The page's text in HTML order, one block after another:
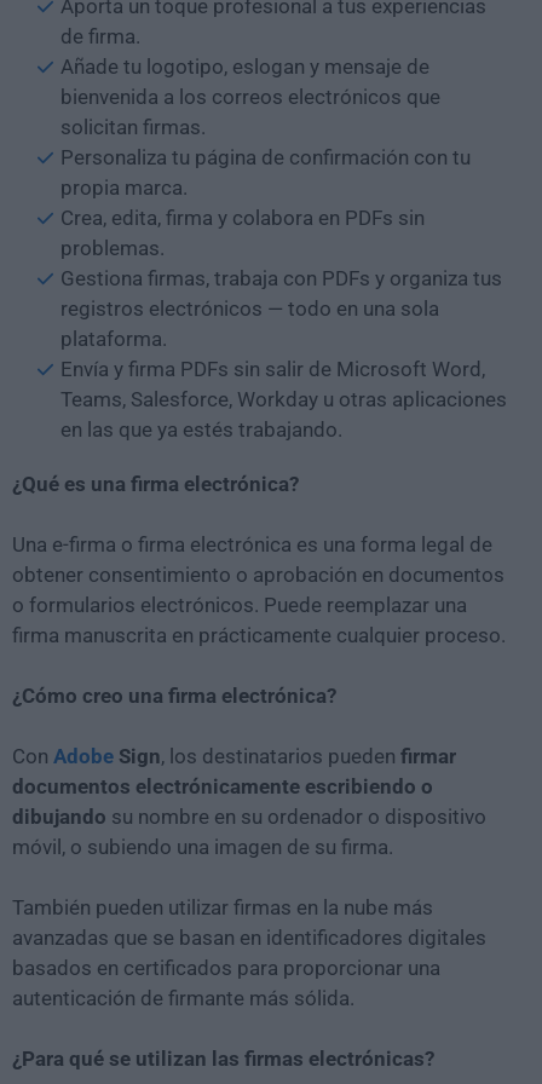
Aporta un toque profesional a tus experiencias
de firma.
Añade tu logotipo, eslogan y mensaje de
bienvenida a los correos electrónicos que
solicitan firmas.
Personaliza tu página de confirmación con tu
propia marca.
Crea, edita, firma y colabora en PDFs sin
problemas.
Gestiona firmas, trabaja con PDFs y organiza tus
registros electrónicos — todo en una sola
plataforma.
Envía y firma PDFs sin salir de Microsoft Word,
Teams, Salesforce, Workday u otras aplicaciones
en las que ya estés trabajando.
¿Qué es una firma electrónica?
Una e-firma o firma electrónica es una forma legal de
obtener consentimiento o aprobación en documentos
o formularios electrónicos. Puede reemplazar una
firma manuscrita en prácticamente cualquier proceso.
¿Cómo creo una firma electrónica?
Con Adobe Sign, los destinatarios pueden firmar
documentos electrónicamente escribiendo o
dibujando su nombre en su ordenador o dispositivo
móvil, o subiendo una imagen de su firma.
También pueden utilizar firmas en la nube más
avanzadas que se basan en identificadores digitales
basados en certificados para proporcionar una
autenticación de firmante más sólida.
¿Para qué se utilizan las firmas electrónicas?